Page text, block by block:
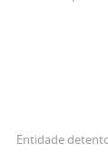
Entidade